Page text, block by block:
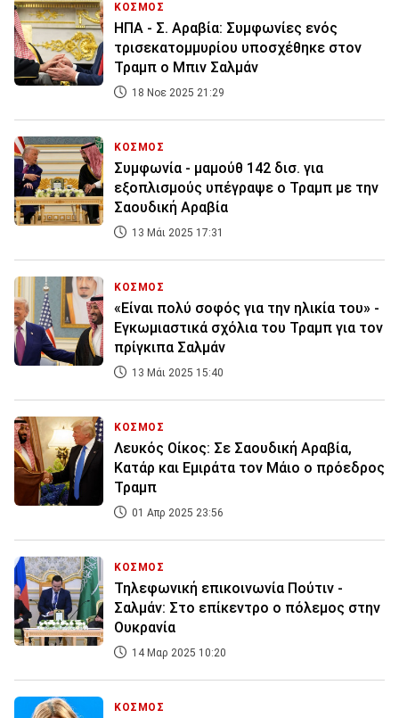
ΚΟΣΜΟΣ
ΗΠΑ - Σ. Αραβία: Συμφωνίες ενός
τρισεκατομμυρίου υποσχέθηκε στον
Τραμπ ο Μπιν Σαλμάν
18 Νοε 2025 21:29
ΚΟΣΜΟΣ
Συμφωνία - μαμούθ 142 δισ. για
εξοπλισμούς υπέγραψε ο Τραμπ με την
Σαουδική Αραβία
13 Μάι 2025 17:31
ΚΟΣΜΟΣ
«Είναι πολύ σοφός για την ηλικία του» -
Εγκωμιαστικά σχόλια του Τραμπ για τον
πρίγκιπα Σαλμάν
13 Μάι 2025 15:40
ΚΟΣΜΟΣ
Λευκός Οίκος: Σε Σαουδική Αραβία,
Κατάρ και Εμιράτα τον Μάιο ο πρόεδρος
Τραμπ
01 Απρ 2025 23:56
ΚΟΣΜΟΣ
Τηλεφωνική επικοινωνία Πούτιν -
Σαλμάν: Στο επίκεντρο ο πόλεμος στην
Ουκρανία
14 Μαρ 2025 10:20
ΚΟΣΜΟΣ